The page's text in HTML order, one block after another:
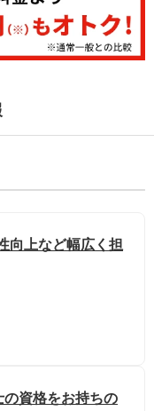
向上など幅広く担
資格をお持ちの